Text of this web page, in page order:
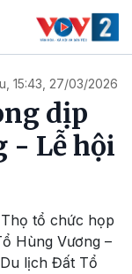
15:43, 27/03/2026
dịp
- Lễ hội
tổ chức họp
Hùng Vương –
lịch Đất Tổ